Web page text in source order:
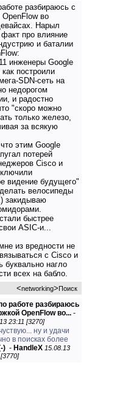
разбираюсь с
во
Нарыл
про влияние
и баталии
инженеры Google
построили
SDN-сеть на
недорогом
и радостно
"скоро можно
только железо,
за всякую
этим Google
потерей
Cisco и
видение будущего"
велосипеды
закидываю
быстрее
ASIC-и...
из вредности не
с Cisco и
буквально нагло
всех на бабло.
<networking>Поиск
работе разбираюсь
OpenFlow во... -
23:11 [3270]
ну и удачи
в поисках более
) - HandleX 15.08.13